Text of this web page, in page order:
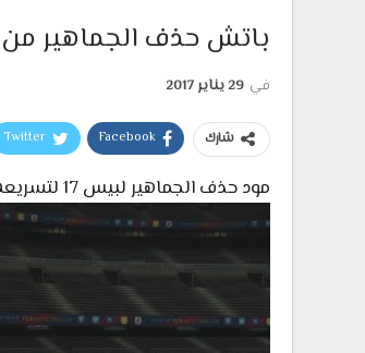
باتش حذف الجماهير من PES 2017
في 29 يناير 2017
شارك Facebook
Twitter
مود حذف الجماهير لبيس 17 لتسريعها